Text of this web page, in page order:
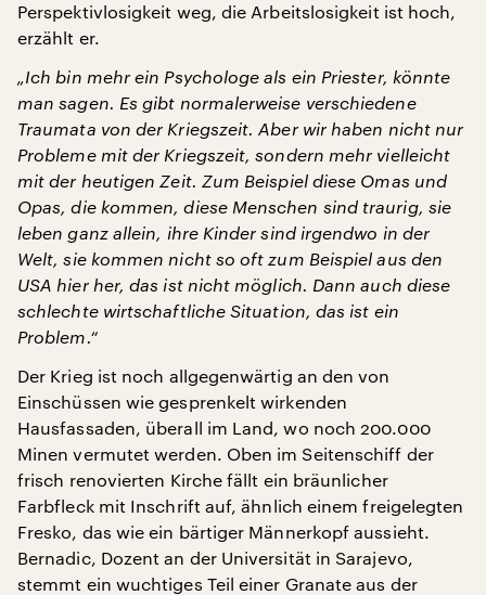
Perspektivlosigkeit weg, die Arbeitslosigkeit ist hoch,
erzählt er.
„Ich bin mehr ein Psychologe als ein Priester, könnte
man sagen. Es gibt normalerweise verschiedene
Traumata von der Kriegszeit. Aber wir haben nicht nur
Probleme mit der Kriegszeit, sondern mehr vielleicht
mit der heutigen Zeit. Zum Beispiel diese Omas und
Opas, die kommen, diese Menschen sind traurig, sie
leben ganz allein, ihre Kinder sind irgendwo in der
Welt, sie kommen nicht so oft zum Beispiel aus den
USA hier her, das ist nicht möglich. Dann auch diese
schlechte wirtschaftliche Situation, das ist ein
Problem.“
Der Krieg ist noch allgegenwärtig an den von
Einschüssen wie gesprenkelt wirkenden
Hausfassaden, überall im Land, wo noch 200.000
Minen vermutet werden. Oben im Seitenschiff der
frisch renovierten Kirche fällt ein bräunlicher
Farbfleck mit Inschrift auf, ähnlich einem freigelegten
Fresko, das wie ein bärtiger Männerkopf aussieht.
Bernadic, Dozent an der Universität in Sarajevo,
stemmt ein wuchtiges Teil einer Granate aus der